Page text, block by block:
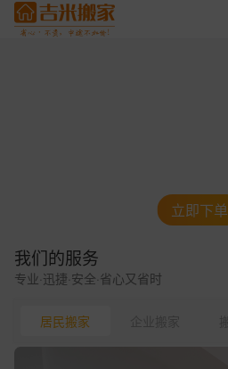
立即下单
我们的服务
专业·迅捷·安全·省心又省时
居民搬家